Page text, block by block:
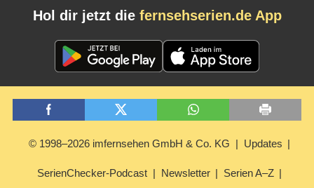
Hol dir jetzt die fernsehserien.de App
© 1998–2026 imfernsehen GmbH & Co. KG Updates
SerienChecker-Podcast Newsletter Serien A–Z